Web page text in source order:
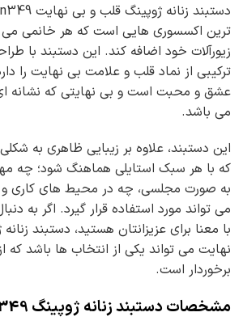
ترین اکسسوری هایی است که هر خانمی می
زیورآلات خود اضافه کند. این دستبند با
ترکیبی از نماد قلب و علامت بی نهایت را
عشق و محبت است و بی نهایتی که نشانه ای
می باشد.
این دستبند، علاوه بر زیبایی ظاهری به
که با هر سبک استایلی هماهنگ شود؛ چه
به صورت مجلسی، چه در محیط های کاری و
می تواند مورد استفاده قرار گیرد. اگر به
با معنا برای عزیزانتان هستید، دستبند
نهایت می تواند یکی از انتخاب ها باشد که
برخوردار است.
مشخصات دستبند زنانه ژوپینگ br-n349